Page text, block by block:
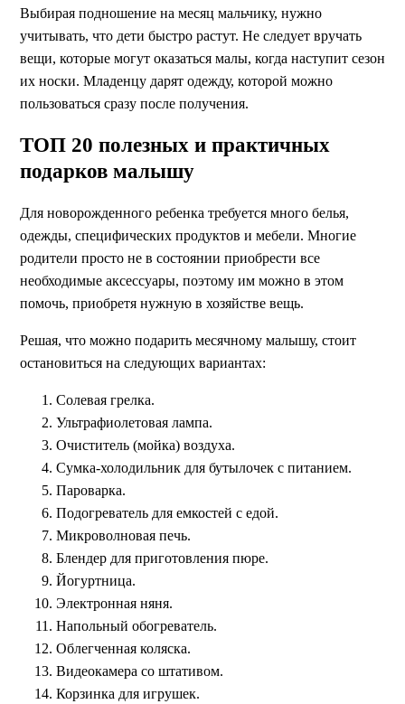
Выбирая подношение на месяц мальчику, нужно
учитывать, что дети быстро растут. Не следует вручать
вещи, которые могут оказаться малы, когда наступит сезон
их носки. Младенцу дарят одежду, которой можно
пользоваться сразу после получения.
ТОП 20 полезных и практичных
подарков малышу
Для новорожденного ребенка требуется много белья,
одежды, специфических продуктов и мебели. Многие
родители просто не в состоянии приобрести все
необходимые аксессуары, поэтому им можно в этом
помочь, приобретя нужную в хозяйстве вещь.
Решая, что можно подарить месячному малышу, стоит
остановиться на следующих вариантах:
Солевая грелка.
Ультрафиолетовая лампа.
Очиститель (мойка) воздуха.
Сумка-холодильник для бутылочек с питанием.
Пароварка.
Подогреватель для емкостей с едой.
Микроволновая печь.
Блендер для приготовления пюре.
Йогуртница.
Электронная няня.
Напольный обогреватель.
Облегченная коляска.
Видеокамера со штативом.
Корзинка для игрушек.